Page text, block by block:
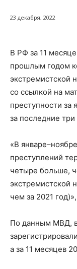
23 декабря, 2022
В РФ за 11
прошлым годом
экстремистской
со ссылкой на
преступности за
за последние три
«В
преступлений
четыре больше,
экстремистской
чем за 2021
По данным МВД, в
а за 11 месяцев